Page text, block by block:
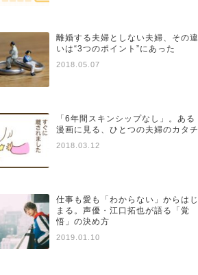
離婚する夫婦としない夫婦、その違
いは“3つのポイント”にあった
2018.05.07
「6年間スキンシップなし」。ある
漫画に見る、ひとつの夫婦のカタチ
2018.03.12
仕事も愛も「わからない」からはじ
まる。声優・江口拓也が語る「覚
悟」の決め方
2019.01.10